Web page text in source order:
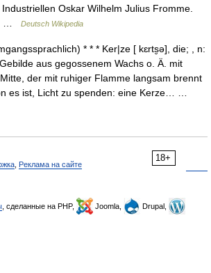
Oskar Wilhelm Julius Fromme.
…
Deutsch Wikipedia
* * * Ker|ze [ kɛrts̮ə], die; , n:
aus gegossenem Wachs o. Ä. mit
der mit ruhiger Flamme langsam brennt
es ist, Licht zu spenden: eine Kerze… …
18+
Реклама на сайте
, сделанные на PHP, Joomla,
Drupal,